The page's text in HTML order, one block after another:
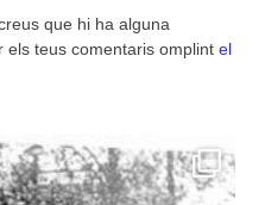
que hi ha alguna
els teus comentaris omplint el